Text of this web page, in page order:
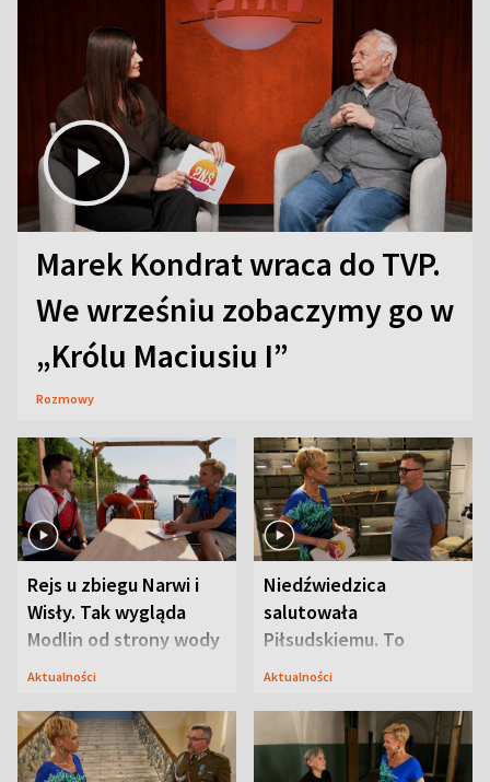
Marek Kondrat wraca do TVP.
We wrześniu zobaczymy go w
„Królu Maciusiu I”
Rozmowy
Rejs u zbiegu Narwi i
Wisły. Tak wygląda
Modlin od strony wody
Aktualności
Niedźwiedzica
salutowała
Piłsudskiemu. To
niejedyna tajemnica
Aktualności